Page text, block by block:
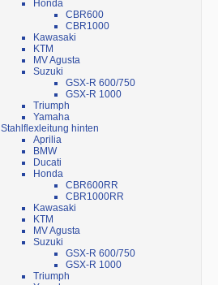
Honda
CBR600
CBR1000
Kawasaki
KTM
MV Agusta
Suzuki
GSX-R 600/750
GSX-R 1000
Triumph
Yamaha
Stahlflexleitung hinten
Aprilia
BMW
Ducati
Honda
CBR600RR
CBR1000RR
Kawasaki
KTM
MV Agusta
Suzuki
GSX-R 600/750
GSX-R 1000
Triumph